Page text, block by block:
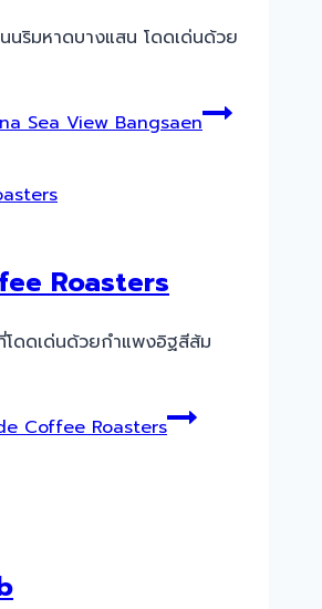
นริมหาดบางแสน โดดเด่นด้วย
Sea View Bangsaen
Roasters
โดดเด่นด้วยกำแพงอิฐสีส้ม
Coffee Roasters